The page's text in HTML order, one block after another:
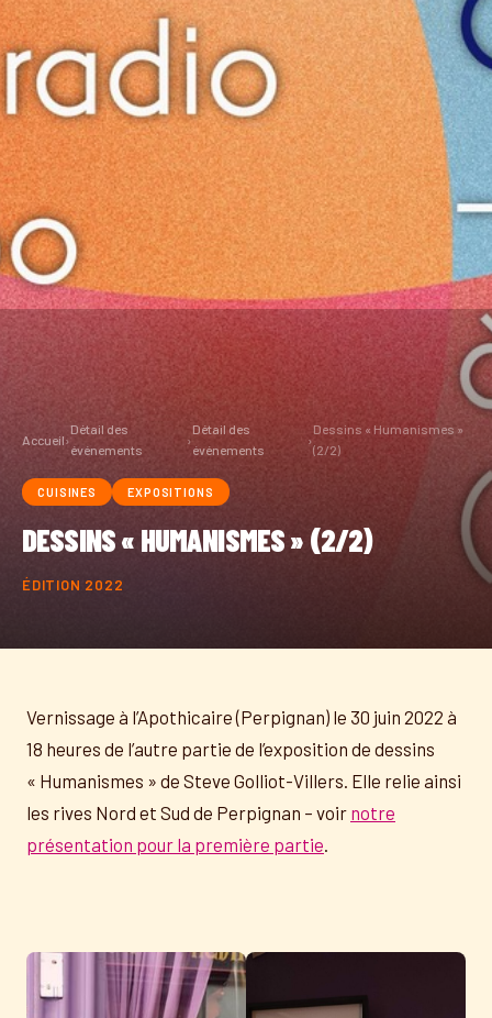
Accueil›
Détail des
événements
›
Détail des
événements
›
Dessins « Humanismes »
(2/2)
CUISINES EXPOSITIONS
DESSINS « HUMANISMES » (2/2)
ÉDITION 2022
Vernissage à l’Apothicaire (Perpignan) le 30 juin 2022 à
18 heures de l’autre partie de l’exposition de dessins
« Humanismes » de Steve Golliot-Villers. Elle relie ainsi
les rives Nord et Sud de Perpignan – voir notre
présentation pour la première partie.